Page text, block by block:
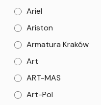
Ariel
Ariston
Armatura Kraków
Art
ART-MAS
Art-Pol